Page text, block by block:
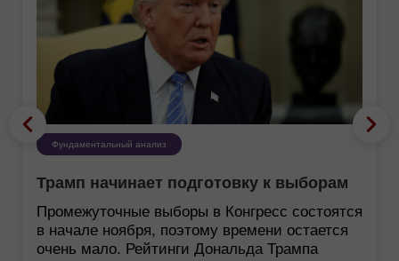
Фундаментальный анализ
Трамп начинает подготовку к выборам
Промежуточные выборы в Конгресс состоятся
в начале ноября, поэтому времени остается
очень мало. Рейтинги Дональда Трампа